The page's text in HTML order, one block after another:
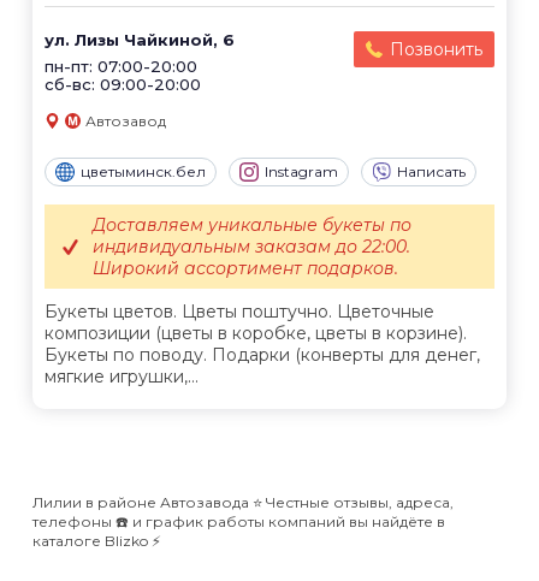
ул. Лизы Чайкиной, 6
пн-пт: 07:00-20:00
сб-вс: 09:00-20:00
Позвонить
Автозавод
цветыминск.бел Instagram Написать
Букеты цветов. Цветы поштучно. Цветочные
композиции (цветы в коробке, цветы в корзине).
Букеты по поводу. Подарки (конверты для денег,
мягкие игрушки,...
Доставляем уникальные букеты по
индивидуальным заказам до 22:00.
Широкий ассортимент подарков.
Лилии в районе Автозавода ⭐️ Честные отзывы, адреса,
телефоны ☎️ и график работы компаний вы найдёте в
каталоге Blizko ⚡️